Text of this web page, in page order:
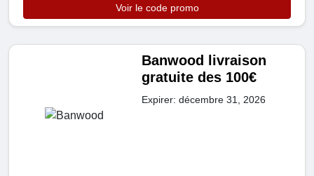
Voir le code promo
Banwood livraison
gratuite des 100€
Expirer: décembre 31, 2026